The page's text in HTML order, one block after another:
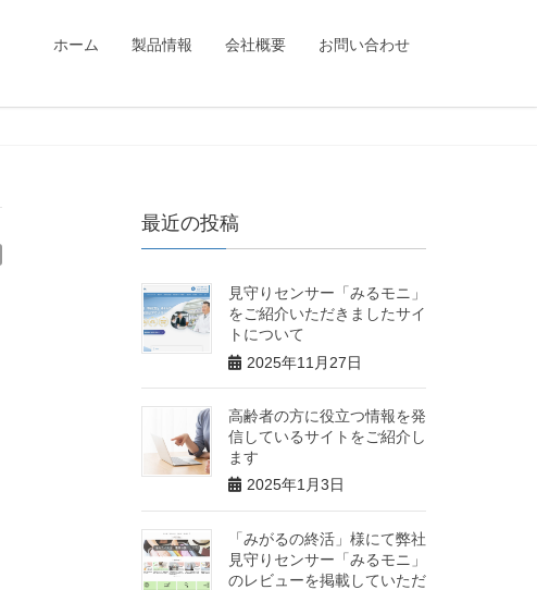
ホーム 製品情報 会社概要 お問い合わせ
最近の投稿
見守りセンサー「みるモニ」
をご紹介いただきましたサイ
トについて
2025年11月27日
高齢者の方に役立つ情報を発
信しているサイトをご紹介し
ます
2025年1月3日
「みがるの終活」様にて弊社
見守りセンサー「みるモニ」
のレビューを掲載していただ